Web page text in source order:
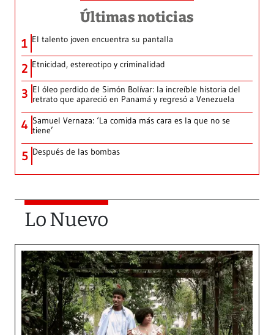
Últimas noticias
1 El talento joven encuentra su pantalla​
2 Etnicidad, estereotipo y criminalidad
3 El óleo perdido de Simón Bolívar: la increíble historia del
retrato que apareció en Panamá y regresó a Venezuela
4 Samuel Vernaza: ‘La comida más cara es la que no se
tiene’
5 Después de las bombas
Lo Nuevo